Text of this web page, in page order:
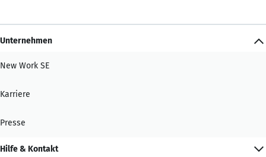
Unternehmen
New Work SE
Karriere
Presse
Hilfe & Kontakt